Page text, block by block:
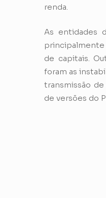
renda.
As entidades
principalmente
de capitais.
foram as
transmissão
de versões do